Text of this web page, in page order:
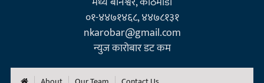
०१-४४७१४६८, ४४७८१३१
nkarobar@gmail.com
न्युज कारोबार डट कम